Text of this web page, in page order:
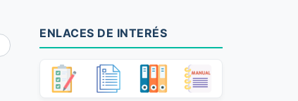
ENLACES DE INTERÉS